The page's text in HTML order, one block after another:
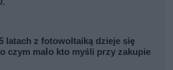
latach z fotowoltaiką dzieje się
czym mało kto myśli przy zakupie